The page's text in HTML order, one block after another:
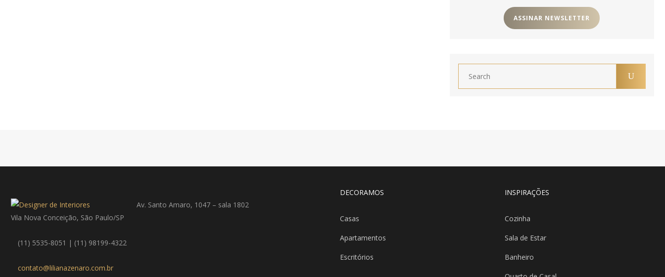
Av. Santo Amaro, 1047 – sala 1802
Vila Nova Conceição, São Paulo/SP
(11) 5535-8051 | (11) 98199-4322
contato@lilianazenaro.com.br
DECORAMOS
Casas
Apartamentos
Escritórios
INSPIRAÇÕES
Cozinha
Sala de Estar
Banheiro